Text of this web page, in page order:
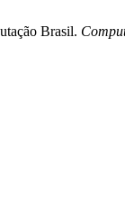
Brasil.